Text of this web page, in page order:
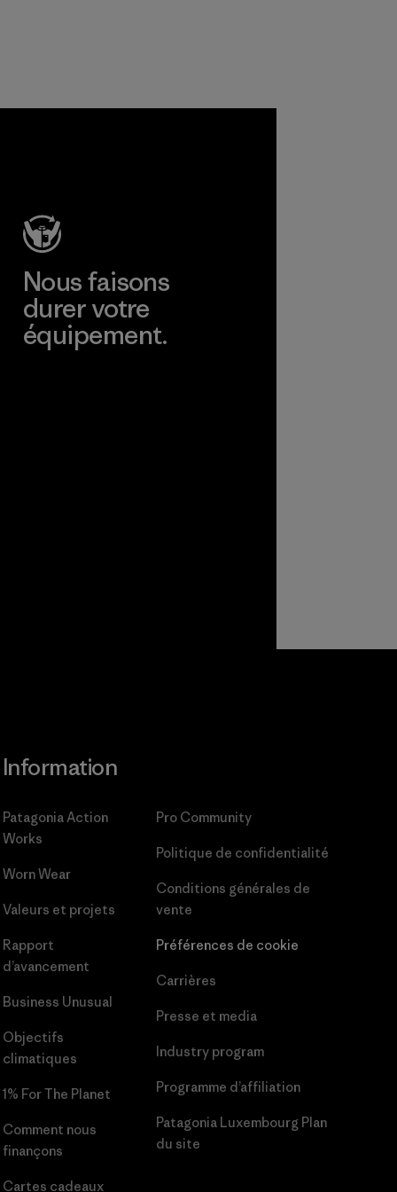
Nous faisons
durer votre
équipement.
Information
Patagonia Action
Works
Worn Wear
Valeurs et projets
Rapport
d’avancement
Business Unusual
Objectifs
climatiques
1% For The Planet
Comment nous
finançons
Cartes cadeaux
Pro Community
Politique de confidentialité
Conditions générales de
vente
Préférences de cookie
Carrières
Presse et media
Industry program
Programme d’affiliation
Patagonia Luxembourg Plan
du site